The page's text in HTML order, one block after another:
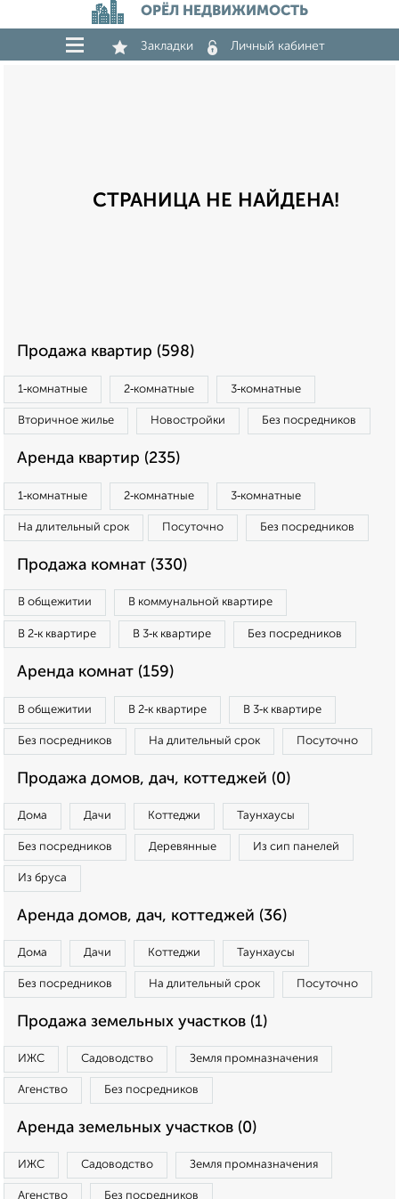
ОРЁЛ НЕДВИЖИМОСТЬ
Закладки Личный кабинет
СТРАНИЦА НЕ НАЙДЕНА!
Продажа квартир (598)
1‑комнатные 2‑комнатные 3‑комнатные
Вторичное жилье Новостройки Без посредников
Аренда квартир (235)
1‑комнатные 2‑комнатные 3‑комнатные
На длительный срок Посуточно Без посредников
Продажа комнат (330)
В общежитии В коммунальной квартире
В 2‑к квартире В 3‑к квартире Без посредников
Аренда комнат (159)
В общежитии В 2‑к квартире В 3‑к квартире
Без посредников На длительный срок Посуточно
Продажа домов, дач, коттеджей (0)
Дома Дачи Коттеджи Таунхаусы
Без посредников Деревянные Из сип панелей
Из бруса
Аренда домов, дач, коттеджей (36)
Дома Дачи Коттеджи Таунхаусы
Без посредников На длительный срок Посуточно
Продажа земельных участков (1)
ИЖС Садоводство Земля промназначения
Агенство Без посредников
Аренда земельных участков (0)
ИЖС Садоводство Земля промназначения
Агенство Без посредников